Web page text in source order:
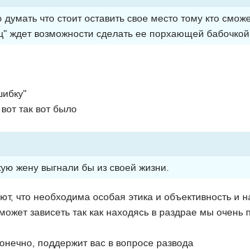
что стоит оставить свое место тому кто
ждет возможности сделать ее порхающей
так вот было
жену выгнали бы из своей жизни.
что необходима особая этика и объективность и
зависеть так как находясь в раздрае мы
поддержит вас в вопросе развода